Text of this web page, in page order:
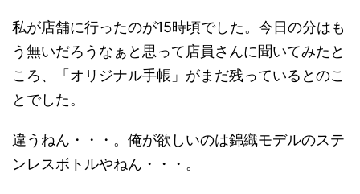
私が店舗に行ったのが15時頃でした。今日の分はも
う無いだろうなぁと思って店員さんに聞いてみたと
ころ、「オリジナル手帳」がまだ残っているとのこ
とでした。
違うねん・・・。俺が欲しいのは錦織モデルのステ
ンレスボトルやねん・・・。